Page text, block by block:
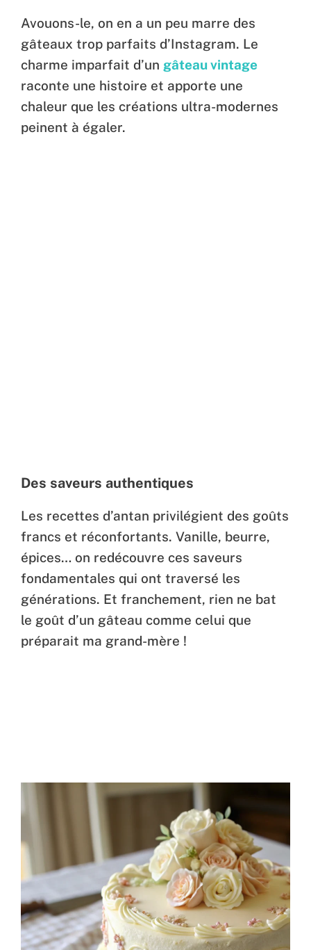
Avouons-le, on en a un peu marre des
gâteaux trop parfaits d’Instagram. Le
charme imparfait d’un gâteau vintage
raconte une histoire et apporte une
chaleur que les créations ultra-modernes
peinent à égaler.
Des saveurs authentiques
Les recettes d’antan privilégient des goûts
francs et réconfortants. Vanille, beurre,
épices… on redécouvre ces saveurs
fondamentales qui ont traversé les
générations. Et franchement, rien ne bat
le goût d’un gâteau comme celui que
préparait ma grand-mère !